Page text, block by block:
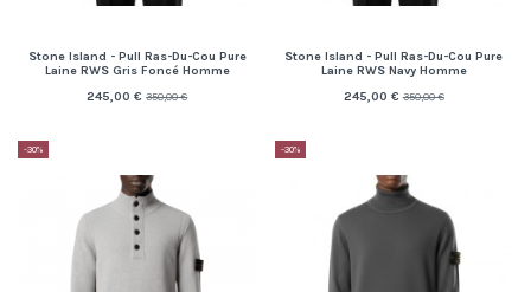
Stone Island - Pull Ras-Du-Cou Pure
Laine RWS Gris Foncé Homme
245,00 €350,00 €
Stone Island - Pull Ras-Du-Cou Pure
Laine RWS Navy Homme
245,00 €350,00 €
-30% -30%